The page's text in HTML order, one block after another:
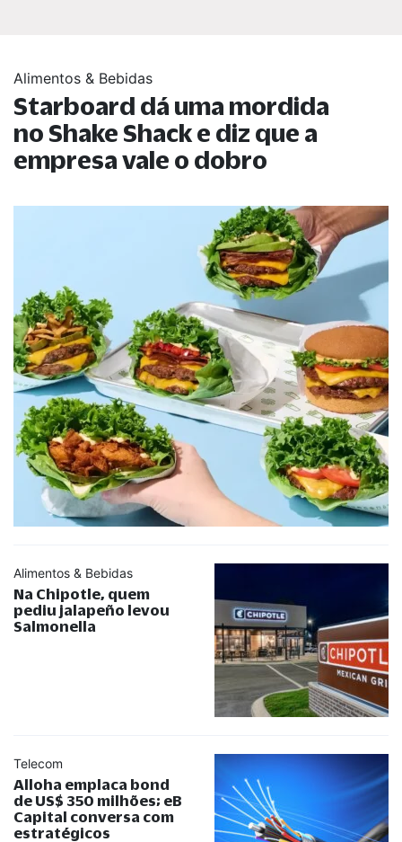
Alimentos & Bebidas
Starboard dá uma mordida
no Shake Shack e diz que a
empresa vale o dobro
Alimentos & Bebidas
Na Chipotle, quem
pediu jalapeño levou
Salmonella
Telecom
Alloha emplaca bond
de US$ 350 milhões; eB
Capital conversa com
estratégicos